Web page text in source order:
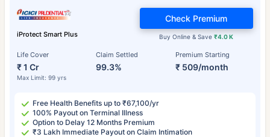
iProtect Smart Plus
Life Cover
₹ 1 Cr
Max Limit: 99 yrs
Claim Settled
99.3%
Premium Starting
₹ 509/month
Buy Online & Save₹4.0 K
Check Premium
Free Health Benefits up to ₹67,100/yr
100% Payout on Terminal Illness
Option to Delay 12 Months Premium
₹3 Lakh Immediate Payout on Claim Intimation